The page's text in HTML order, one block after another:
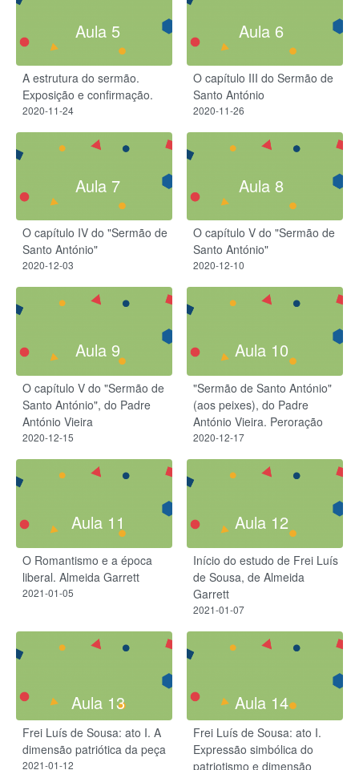
Aula 5
A estrutura do sermão.
Exposição e confirmação.
2020-11-24
Aula 6
O capítulo III do Sermão de
Santo António
2020-11-26
Aula 7
O capítulo IV do "Sermão de
Santo António"
2020-12-03
Aula 8
O capítulo V do "Sermão de
Santo António"
2020-12-10
Aula 9
O capítulo V do "Sermão de
Santo António", do Padre
António Vieira
2020-12-15
Aula 10
"Sermão de Santo António"
(aos peixes), do Padre
António Vieira. Peroração
2020-12-17
Aula 11
O Romantismo e a época
liberal. Almeida Garrett
2021-01-05
Aula 12
Início do estudo de Frei Luís
de Sousa, de Almeida
Garrett
2021-01-07
Aula 13
Frei Luís de Sousa: ato I. A
dimensão patriótica da peça
2021-01-12
Aula 14
Frei Luís de Sousa: ato I.
Expressão simbólica do
patriotismo e dimensão